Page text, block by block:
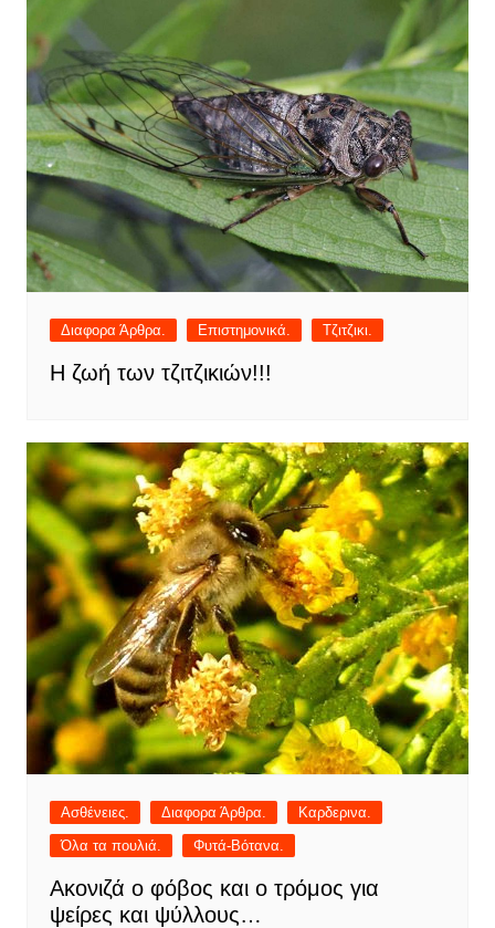
Διαφορα Άρθρα. Επιστημονικά. Τζιτζικι.
Η ζωή των τζιτζικιών!!!
Ασθένειες. Διαφορα Άρθρα.
Καρδερινα.
Όλα τα πουλιά.
Φυτά-Βότανα.
Ακονιζά ο φόβος και ο τρόμος για
ψείρες και ψύλλους…